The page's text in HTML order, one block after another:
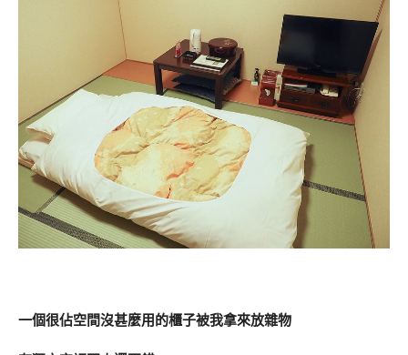
一個很佔空間沒甚麼用的櫃子被我拿來放雜物